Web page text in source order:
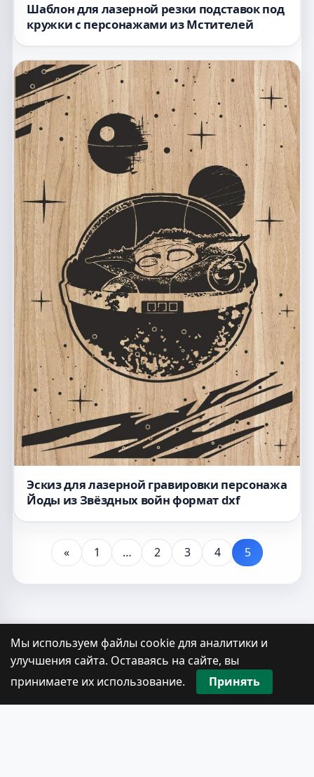
Шаблон для лазерной резки подставок под
кружки с персонажами из Мстителей
Эскиз для лазерной гравировки персонажа
Йоды из Звёздных войн формат dxf
« 1 … 2 3 4 5
Полная база300 000+макетов для лазера —
от990 ₽
SVG, DXF, CDR · ссылка сразу после оплаты
Мы используем файлы cookie для аналитики и
улучшения сайта. Оставаясь на сайте, вы
принимаете их использование.
Принять